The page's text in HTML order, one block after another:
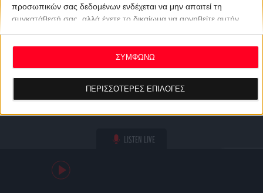
προσωπικών σας δεδομένων ενδέχεται να μην απαιτεί τη
συγκατάθεσή σας, αλλά έχετε το δικαίωμα να αρνηθείτε αυτήν
ανακαλέσετε τη συγκατάθεσή σας ανά πάσα στιγμή
επιστρέφοντας σε αυτόν τον ιστότοπο και κάνοντας κλικ στο
κουμπί "Απορρήτου" στο κάτω μέρος της ιστοσελίδας.
ΠΕΡΙΣΣΟΤΕΡΕΣ ΕΠΙΛΟΓΕΣ
ΣΥΜΦΩΝΩ
LISTEN LIVE